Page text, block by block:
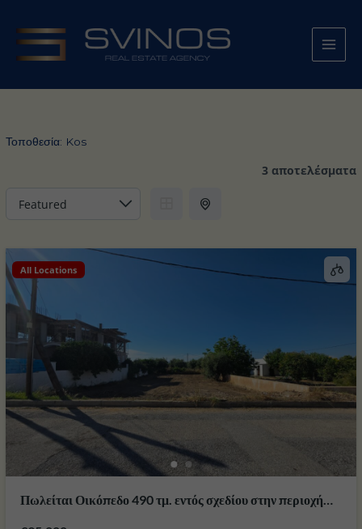
περιεχόμενο
Τοποθεσία: Kos
3 αποτελέσματα
All Locations
Πωλείται Οικόπεδο 490 τμ. εντός σχεδίου στην περιοχή